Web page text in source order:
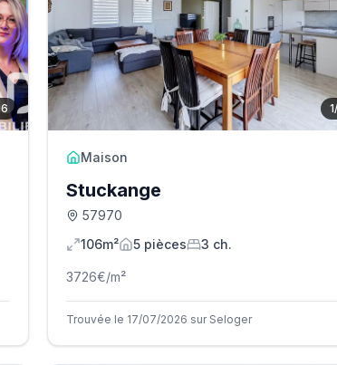
1
Maison
Stuckange
57970
106m²
5pièces 3 ch.
3726€/m²
Trouvée le 17/07/2026 sur Seloger